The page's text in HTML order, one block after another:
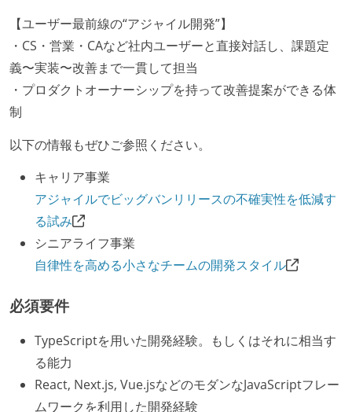
【ユーザー最前線の“アジャイル開発”】
・CS・営業・CAなど社内ユーザーと直接対話し、課題定
義〜実装〜改善まで一貫して担当
・プロダクトオーナーシップを持って改善提案ができる体
制
以下の情報もぜひご参照ください。
キャリア事業
アジャイルでビッグバンリリースの不確実性を低減す
る試み
シニアライフ事業
自律性を高める小さなチームの開発スタイル
必須要件
TypeScriptを用いた開発経験。もしくはそれに相当す
る能力
React, Next.js, Vue.jsなどのモダンなJavaScriptフレー
ムワークを利用した開発経験